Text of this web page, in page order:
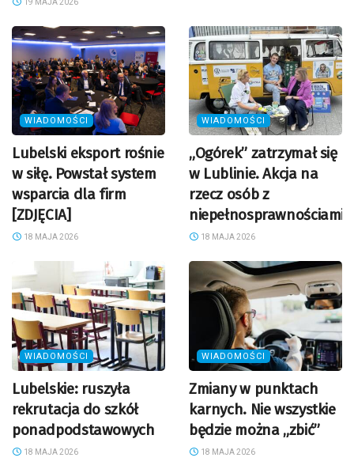
19 MAJA 2026
WIADOMOŚCI
Lubelski eksport rośnie
w siłę. Powstał system
wsparcia dla firm
[ZDJĘCIA]
18 MAJA 2026
WIADOMOŚCI
„Ogórek” zatrzymał się
w Lublinie. Akcja na
rzecz osób z
niepełnosprawnościami
18 MAJA 2026
WIADOMOŚCI
Lubelskie: ruszyła
rekrutacja do szkół
ponadpodstawowych
18 MAJA 2026
WIADOMOŚCI
Zmiany w punktach
karnych. Nie wszystkie
będzie można „zbić”
18 MAJA 2026